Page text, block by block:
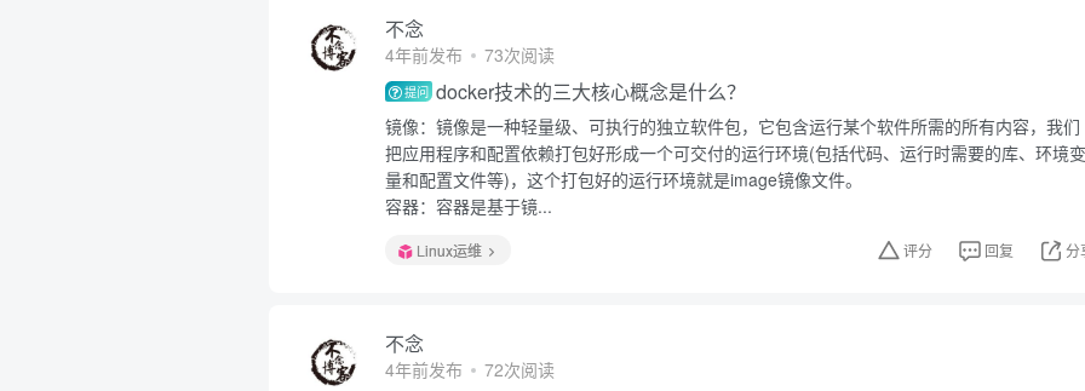
不念
4年前发布 73次阅读
提问 docker技术的三大核心概念是什么？
镜像：镜像是一种轻量级、可执行的独立软件包，它包含运行某个软件所需的所有内容，我们
把应用程序和配置依赖打包好形成一个可交付的运行环境(包括代码、运行时需要的库、环境变
量和配置文件等)，这个打包好的运行环境就是image镜像文件。
容器：容器是基于镜...
Linux运维 评分 回复 分
不念
4年前发布 72次阅读